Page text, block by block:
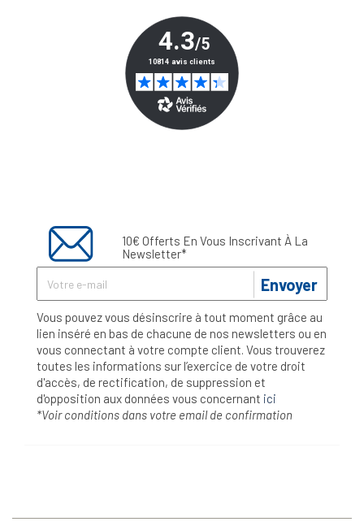
10€ Offerts En Vous Inscrivant À La
Newsletter*
Envoyer
Vous pouvez vous désinscrire à tout moment grâce au
lien inséré en bas de chacune de nos newsletters ou en
vous connectant à votre compte client. Vous trouverez
toutes les informations sur l’exercice de votre droit
d'accès, de rectification, de suppression et
d'opposition aux données vous concernant ici
*Voir conditions dans votre email de confirmation